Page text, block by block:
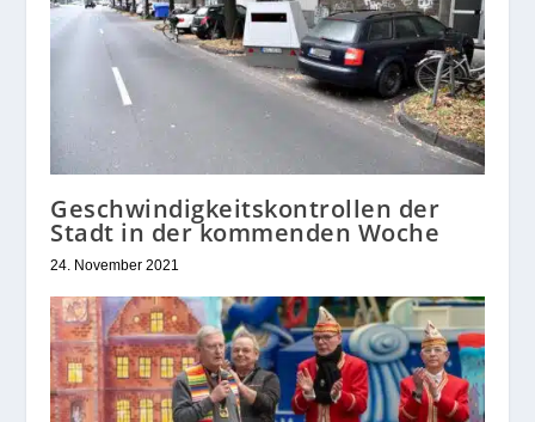
Geschwindigkeitskontrollen der
Stadt in der kommenden Woche
24. November 2021